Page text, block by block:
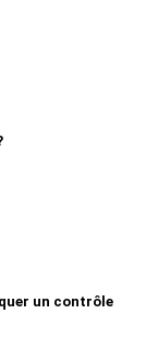
un contrôle